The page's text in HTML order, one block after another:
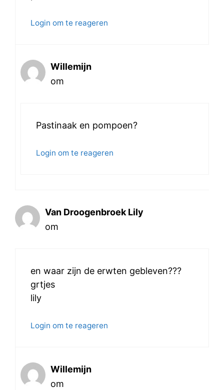
Login om te reageren
Willemijn
om
Pastinaak en pompoen?
Login om te reageren
Van Droogenbroek Lily
om
en waar zijn de erwten gebleven???
grtjes
lily
Login om te reageren
Willemijn
om